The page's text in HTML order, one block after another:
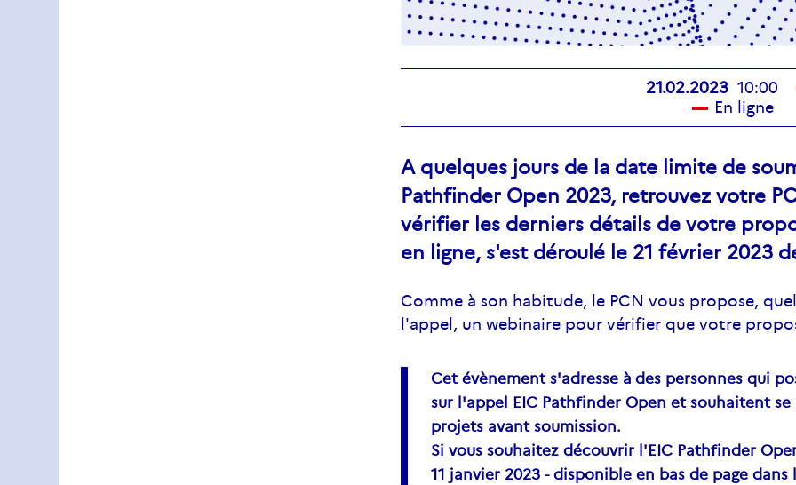
21.02.2023 10:00
En ligne
A quelques jours de la date limite de
Pathfinder Open 2023, retrouvez votre
vérifier les derniers détails de votre
en ligne, s'est déroulé le 21 février 2023
Comme à son habitude, le PCN vous propose,
l'appel, un webinaire pour vérifier que votre
Cet évènement s'adresse à des personnes qui
sur l'appel EIC Pathfinder Open et souhaitent
projets avant soumission.
Si vous souhaitez découvrir l'EIC Pathfinder
11 janvier 2023 - disponible en bas de page